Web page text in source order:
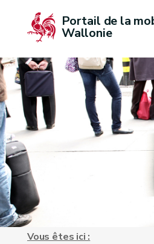
Portail de la
Wallonie
Vous êtes ici :